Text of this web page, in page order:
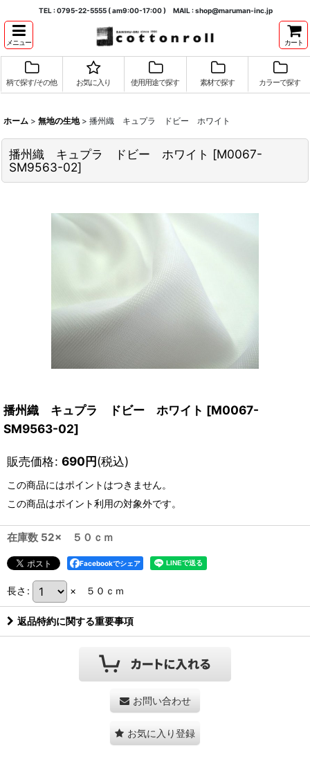
TEL : 0795-22-5555 ( am9:00-17:00 ) MAIL : shop@maruman-inc.jp
メニュー カート
柄で探す/その他 お気に入り 使用用途で探す 素材で探す カラーで探す
ホーム > 無地の生地 > 播州織 キュプラ ドビー ホワイト
播州織 キュプラ ドビー ホワイト [M0067-
SM9563-02]
播州織 キュプラ ドビー ホワイト [M0067-
SM9563-02]
販売価格: 690円(税込)
この商品にはポイントはつきません。
この商品はポイント利用の対象外です。
在庫数 52× ５０ｃｍ
Facebookでシェア
長さ : × ５０ｃｍ
返品特約に関する重要事項
お問い合わせ
お気に入り登録